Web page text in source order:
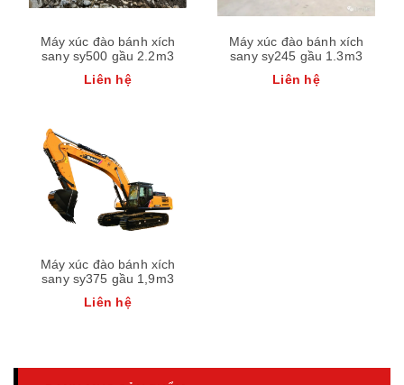
Máy xúc đào bánh xích
sany sy500 gầu 2.2m3
Liên hệ
Máy xúc đào bánh xích
sany sy245 gầu 1.3m3
Liên hệ
Máy xúc đào bánh xích
sany sy375 gầu 1,9m3
Liên hệ